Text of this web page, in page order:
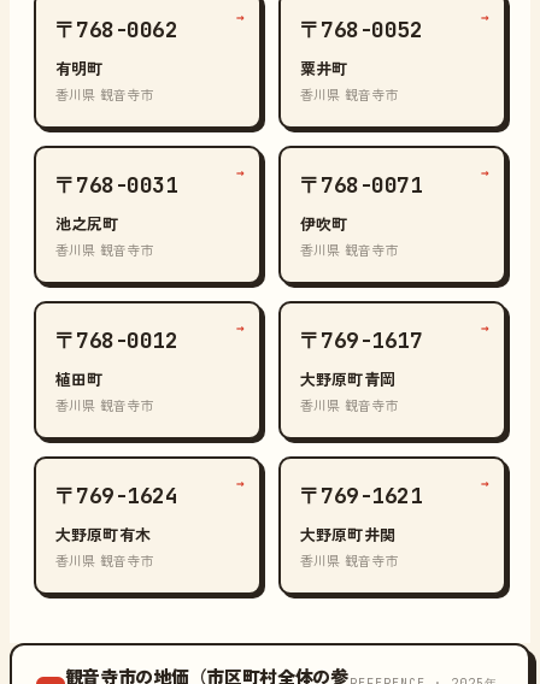
〒768-0062
有明町
香川県 観音寺市
→ 〒768-0052
粟井町
香川県 観音寺市
→
〒768-0031
池之尻町
香川県 観音寺市
→ 〒768-0071
伊吹町
香川県 観音寺市
→
〒768-0012
植田町
香川県 観音寺市
→ 〒769-1617
大野原町青岡
香川県 観音寺市
→
〒769-1624
大野原町有木
香川県 観音寺市
→ 〒769-1621
大野原町井関
香川県 観音寺市
→
観音寺市の地価（市区町村全体の参